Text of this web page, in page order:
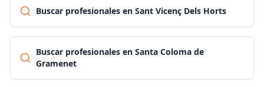
Buscar profesionales en Sant Vicenç Dels Horts
Buscar profesionales en Santa Coloma de
Gramenet